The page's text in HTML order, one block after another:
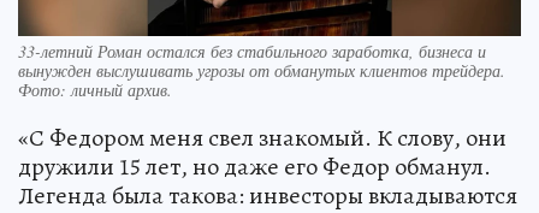
33-летний Роман остался без стабильного заработка, бизнеса и
вынужден выслушивать угрозы от обманутых клиентов трейдера.
Фото: личный архив.
«С Федором меня свел знакомый. К слову, они
дружили 15 лет, но даже его Федор обманул.
Легенда была такова: инвесторы вкладываются